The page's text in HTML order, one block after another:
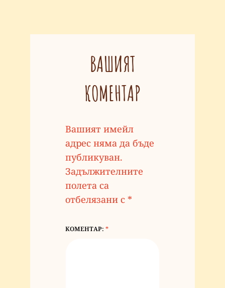
ВАШИЯТ
КОМЕНТАР
Вашият имейл
адрес няма да бъде
публикуван.
Задължителните
полета са
отбелязани с *
КОМЕНТАР: *